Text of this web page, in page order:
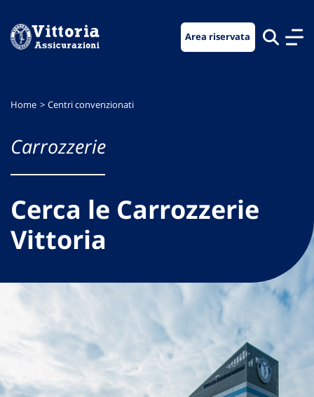
menu
contenuto
footer
Area riservata
Home Centri convenzionati
Carrozzerie
Cerca le Carrozzerie
Vittoria